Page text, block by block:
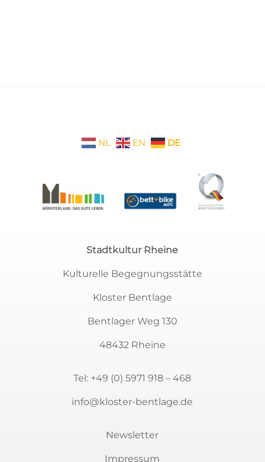
NL EN DE
Stadtkultur Rheine
Kulturelle Begegnungsstätte
Kloster Bentlage
Bentlager Weg 130
48432 Rheine
Tel: +49 (0) 5971 918 – 468
info@kloster-bentlage.de
Newsletter
Impressum